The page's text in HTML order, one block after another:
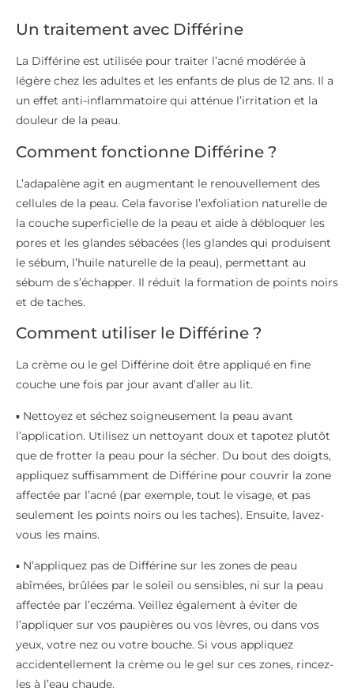
Un traitement avec Différine
La Différine est utilisée pour traiter l’acné modérée à
légère chez les adultes et les enfants de plus de 12 ans. Il a
un effet anti-inflammatoire qui atténue l’irritation et la
douleur de la peau.
Comment fonctionne Différine ?
L’adapalène agit en augmentant le renouvellement des
cellules de la peau. Cela favorise l’exfoliation naturelle de
la couche superficielle de la peau et aide à débloquer les
pores et les glandes sébacées (les glandes qui produisent
le sébum, l’huile naturelle de la peau), permettant au
sébum de s’échapper. Il réduit la formation de points noirs
et de taches.
Comment utiliser le Différine ?
La crème ou le gel Différine doit être appliqué en fine
couche une fois par jour avant d’aller au lit.
▪️ Nettoyez et séchez soigneusement la peau avant
l’application. Utilisez un nettoyant doux et tapotez plutôt
que de frotter la peau pour la sécher. Du bout des doigts,
appliquez suffisamment de Différine pour couvrir la zone
affectée par l’acné (par exemple, tout le visage, et pas
seulement les points noirs ou les taches). Ensuite, lavez-
vous les mains.
▪️ N’appliquez pas de Différine sur les zones de peau
abîmées, brûlées par le soleil ou sensibles, ni sur la peau
affectée par l’eczéma. Veillez également à éviter de
l’appliquer sur vos paupières ou vos lèvres, ou dans vos
yeux, votre nez ou votre bouche. Si vous appliquez
accidentellement la crème ou le gel sur ces zones, rincez-
les à l’eau chaude.